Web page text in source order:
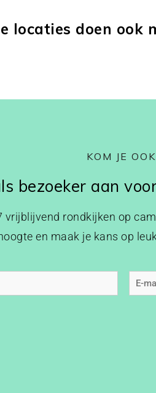
locaties doen ook
KOM JE
bezoeker aan
vrijblijvend rondkijken op
en maak je kans op
E-